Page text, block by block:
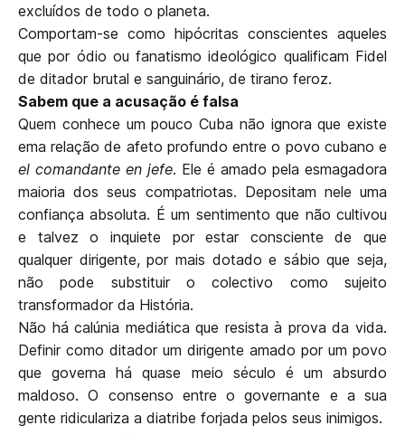
excluídos de todo o planeta.
Comportam-se como hipócritas conscientes aqueles
que por ódio ou fanatismo ideológico qualificam Fidel
de ditador brutal e sanguinário, de tirano feroz.
Sabem que a acusação é falsa
Quem conhece um pouco Cuba não ignora que existe
ema relação de afeto profundo entre o povo cubano e
el comandante en jefe. Ele é amado pela esmagadora
maioria dos seus compatriotas. Depositam nele uma
confiança absoluta. É um sentimento que não cultivou
e talvez o inquiete por estar consciente de que
qualquer dirigente, por mais dotado e sábio que seja,
não pode substituir o colectivo como sujeito
transformador da História.
Não há calúnia mediática que resista à prova da vida.
Definir como ditador um dirigente amado por um povo
que governa há quase meio século é um absurdo
maldoso. O consenso entre o governante e a sua
gente ridiculariza a diatribe forjada pelos seus inimigos.